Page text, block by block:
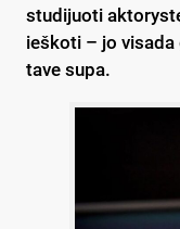
studijuoti
ieškoti – jo
tave supa.